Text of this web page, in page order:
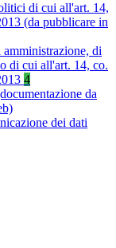
di cui all'art. 14,
(da pubblicare in
di
di cui all'art. 14, co.
4
da
dei dati